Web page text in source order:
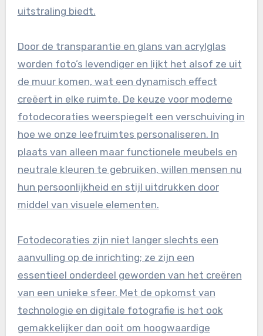
uitstraling biedt.
Door de transparantie en glans van acrylglas
worden foto’s levendiger en lijkt het alsof ze uit
de muur komen, wat een dynamisch effect
creëert in elke ruimte. De keuze voor moderne
fotodecoraties weerspiegelt een verschuiving in
hoe we onze leefruimtes personaliseren. In
plaats van alleen maar functionele meubels en
neutrale kleuren te gebruiken, willen mensen nu
hun persoonlijkheid en stijl uitdrukken door
middel van visuele elementen.
Fotodecoraties zijn niet langer slechts een
aanvulling op de inrichting; ze zijn een
essentieel onderdeel geworden van het creëren
van een unieke sfeer. Met de opkomst van
technologie en digitale fotografie is het ook
gemakkelijker dan ooit om hoogwaardige